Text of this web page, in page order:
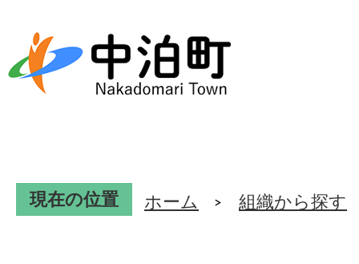
現在の位置 ホーム 組織から探す